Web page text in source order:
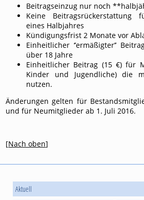
Beitragseinzug nur noch
Keine Beitragsrückerstattung
eines Halbjahres
Kündigungsfrist 2 Monate vor
Einheitlicher ‘’ermäßigter’’
über 18 Jahre
Einheitlicher Beitrag (15 €) für
Kinder und Jugendliche) die
nutzen.
Änderungen gelten für
und für Neumitglieder ab 1. Juli 2016.
[Nach oben]
Aktuell